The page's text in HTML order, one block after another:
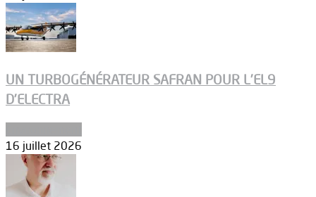
UN TURBOGÉNÉRATEUR SAFRAN POUR L’EL9
D’ELECTRA
16 juillet 2026